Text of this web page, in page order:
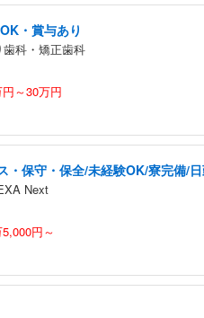
・賞与あり
科・矯正歯科
円～30万円
・保守・保全/未経験OK/寮完備/
Next
円～